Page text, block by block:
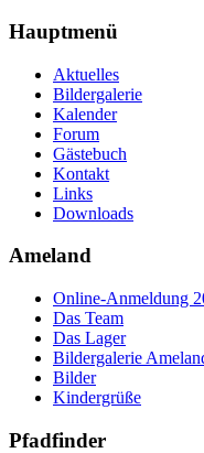
Hauptmenü
Aktuelles
Bildergalerie
Kalender
Forum
Gästebuch
Kontakt
Links
Downloads
Ameland
Online-Anmeldung
Das Team
Das Lager
Bildergalerie
Bilder
Kindergrüße
Pfadfinder